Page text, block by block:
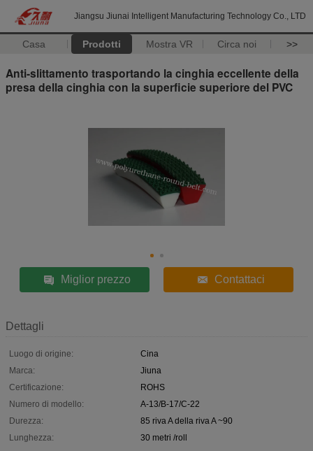
Jiangsu Jiunai Intelligent Manufacturing Technology Co., LTD
Casa Prodotti Mostra VR Circa noi >>
Anti-slittamento trasportando la cinghia eccellente della
presa della cinghia con la superficie superiore del PVC
Miglior prezzo Contattaci
Dettagli
Luogo di origine:
Cina
Marca:
Jiuna
Certificazione:
ROHS
Numero di modello:
A-13/B-17/C-22
Durezza:
85 riva A della riva A ~90
Lunghezza:
30 metri /roll